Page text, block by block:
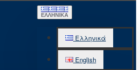
ΕΛΛΗΝΙΚΆ
Ελληνικά
English